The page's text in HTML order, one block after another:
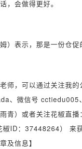
，会做得更好。
）表示，那是一份仓促
老师，可以通过关注我
、微信号 cctiedu005
青）或者关注花椒直播
椒ID： 37448264） 来
及信息】